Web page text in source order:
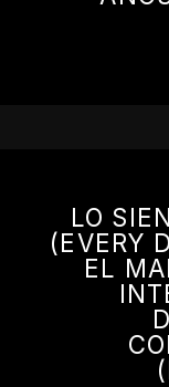
LO
(EVERY
EL